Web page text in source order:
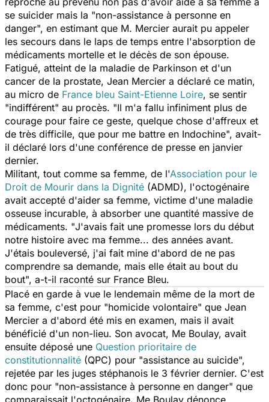
se suicider mais la "non-assistance à personne en
danger", en estimant que M. Mercier aurait pu appeler
les secours dans le laps de temps entre l'absorption de
médicaments mortelle et le décès de son épouse.
Fatigué, atteint de la maladie de Parkinson et d'un
cancer de la prostate, Jean Mercier a déclaré ce matin,
au micro de France bleu Saint-Etienne Loire, se sentir
"indifférent" au procès. "Il m'a fallu infiniment plus de
courage pour faire ce geste, quelque chose d'affreux et
de très difficile, que pour me battre en Indochine", avait-
il déclaré lors d'une conférence de presse en janvier
dernier.
Militant, tout comme sa femme, de l'Association pour le
Droit de Mourir dans la Dignité (ADMD), l'octogénaire
avait accepté d'aider sa femme, victime d'une maladie
osseuse incurable, à absorber une quantité massive de
médicaments. "J'avais fait une promesse lors du début
notre histoire avec ma femme... des années avant.
J'étais bouleversé, j'ai fait mine d'abord de ne pas
comprendre sa demande, mais elle était au bout du
bout", a-t-il raconté sur France Bleu.
Placé en garde à vue le lendemain même de la mort de
sa femme, c'est pour "homicide volontaire" que Jean
Mercier a d'abord été mis en examen, mais il avait
bénéficié d'un non-lieu. Son avocat, Me Boulay, avait
ensuite déposé une Question prioritaire de
constitutionnalité (QPC) pour "assistance au suicide",
rejetée par les juges stéphanois le 3 février dernier. C'est
donc pour "non-assistance à personne en danger" que
comparaissait l'octogénaire. Me Boulay dénonce